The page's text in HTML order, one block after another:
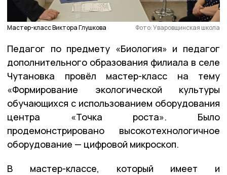
Мастер-класс Виктора Глушкова Фото: Уваровщинская школа
Педагог по предмету «Биология» и педагог
дополнительного образования филиала в селе
Чутановка провёл мастер-класс на тему
«Формирование экологической культуры
обучающихся с использованием оборудования
центра «Точка роста». Было
продемонстрировано высокотехнологичное
оборудование — цифровой микроскоп.
В мастер-классе, который имеет и